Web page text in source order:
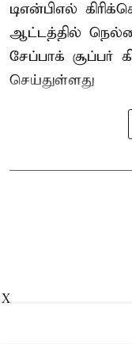
டிஎன்பிஎல்
ஆட்டத்தில்
சேப்பாக் சூப்பர்
செய்துள்ளது
X